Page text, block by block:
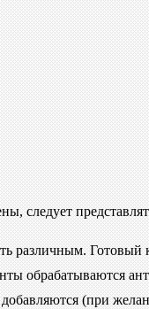
следует
Готовый
(при